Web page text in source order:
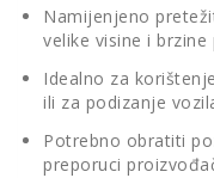
Namijenjeno
velike visine i brzine
Idealno za
ili za podizanje
Potrebno obratiti
preporuci